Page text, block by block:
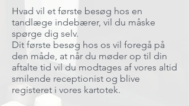
Hvad vil et første besøg hos en
tandlæge indebærer, vil du måske
spørge dig selv.
Dit første besøg hos os vil foregå på
den måde, at når du møder op til din
aftalte tid vil du modtages af vores altid
smilende receptionist og blive
registeret i vores kartotek.